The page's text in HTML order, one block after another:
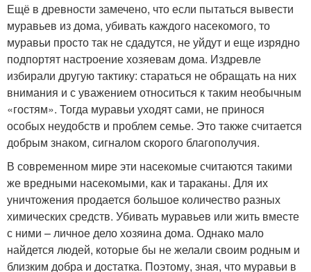
Ещё в древности замечено, что если пытаться вывести
муравьев из дома, убивать каждого насекомого, то
муравьи просто так не сдадутся, не уйдут и еще изрядно
подпортят настроение хозяевам дома. Издревле
избирали другую тактику: стараться не обращать на них
внимания и с уважением относиться к таким необычным
«гостям». Тогда муравьи уходят сами, не принося
особых неудобств и проблем семье. Это также считается
добрым знаком, сигналом скорого благополучия.
В современном мире эти насекомые считаются такими
же вредными насекомыми, как и тараканы. Для их
уничтожения продается большое количество разных
химических средств. Убивать муравьев или жить вместе
с ними – личное дело хозяина дома. Однако мало
найдется людей, которые бы не желали своим родным и
близким добра и достатка. Поэтому, зная, что муравьи в